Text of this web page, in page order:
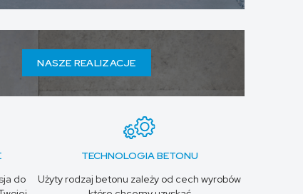
NASZE REALIZACJE
do
TECHNOLOGIA BETONU
Użyty rodzaj betonu zależy od cech wyrobów